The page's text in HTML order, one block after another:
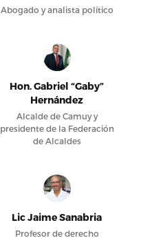
Abogado y analista político
Hon. Gabriel “Gaby”
Hernández
Alcalde de Camuy y
presidente de la Federación
de Alcaldes
Lic Jaime Sanabria
Profesor de derecho